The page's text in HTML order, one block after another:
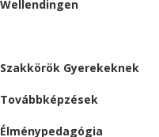
Wellendingen
Szakkörök Gyerekeknek
Továbbképzések
Élménypedagógia